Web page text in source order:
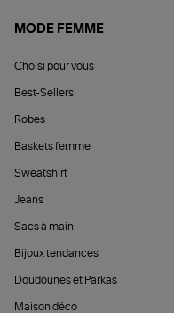
MODE FEMME
Choisi pour vous
Best-Sellers
Robes
Baskets femme
Sweatshirt
Jeans
Sacs à main
Bijoux tendances
Doudounes et Parkas
Maison déco